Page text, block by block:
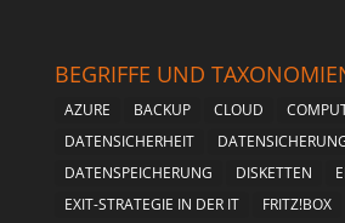
BEGRIFFE UND
AZURE BACKUP CLOUD
DATENSICHERHEIT
DATENSPEICHERUNG
DISKETTEN
EXIT-STRATEGIE IN DER IT
FRITZ!BOX